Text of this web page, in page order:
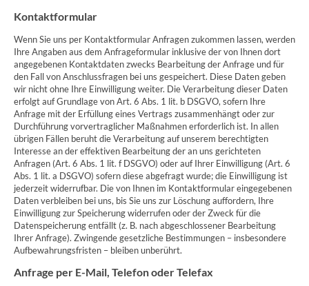
Kontaktformular
Wenn Sie uns per Kontaktformular Anfragen zukommen lassen, werden
Ihre Angaben aus dem Anfrageformular inklusive der von Ihnen dort
angegebenen Kontaktdaten zwecks Bearbeitung der Anfrage und für
den Fall von Anschlussfragen bei uns gespeichert. Diese Daten geben
wir nicht ohne Ihre Einwilligung weiter. Die Verarbeitung dieser Daten
erfolgt auf Grundlage von Art. 6 Abs. 1 lit. b DSGVO, sofern Ihre
Anfrage mit der Erfüllung eines Vertrags zusammenhängt oder zur
Durchführung vorvertraglicher Maßnahmen erforderlich ist. In allen
übrigen Fällen beruht die Verarbeitung auf unserem berechtigten
Interesse an der effektiven Bearbeitung der an uns gerichteten
Anfragen (Art. 6 Abs. 1 lit. f DSGVO) oder auf Ihrer Einwilligung (Art. 6
Abs. 1 lit. a DSGVO) sofern diese abgefragt wurde; die Einwilligung ist
jederzeit widerrufbar. Die von Ihnen im Kontaktformular eingegebenen
Daten verbleiben bei uns, bis Sie uns zur Löschung auffordern, Ihre
Einwilligung zur Speicherung widerrufen oder der Zweck für die
Datenspeicherung entfällt (z. B. nach abgeschlossener Bearbeitung
Ihrer Anfrage). Zwingende gesetzliche Bestimmungen – insbesondere
Aufbewahrungsfristen – bleiben unberührt.
Anfrage per E-Mail, Telefon oder Telefax